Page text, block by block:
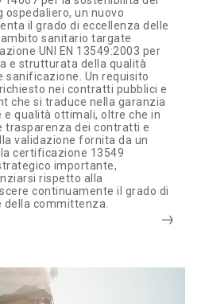
ospedaliero, un nuovo
il grado di eccellenza delle
sanitario targate
UNI EN 13549:2003 per
e strutturata della qualità
sanificazione. Un requisito
nei contratti pubblici e
che si traduce nella garanzia
qualità ottimali, oltre che in
trasparenza dei contratti e
validazione fornita da un
certificazione 13549
importante,
rispetto alla
continuamente il grado di
committenza.